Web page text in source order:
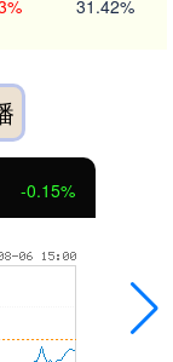
31.42%
-0.15%